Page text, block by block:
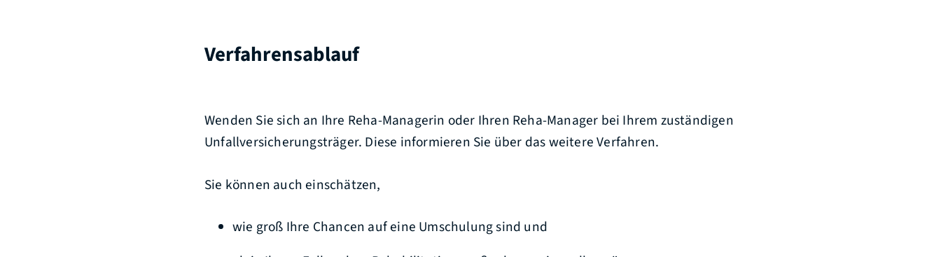
Verfahrensablauf
Wenden Sie sich an Ihre Reha-Managerin oder Ihren Reha-Manager bei Ihrem zuständigen
Unfallversicherungsträger. Diese informieren Sie über das weitere Verfahren.
Sie können auch einschätzen,
wie groß Ihre Chancen auf eine Umschulung sind und